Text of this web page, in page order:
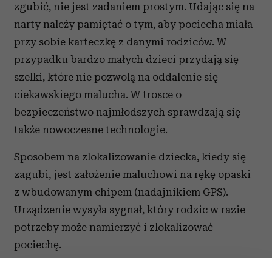
zgubić, nie jest zadaniem prostym. Udając się na
narty należy pamiętać o tym, aby pociecha miała
przy sobie karteczkę z danymi rodziców. W
przypadku bardzo małych dzieci przydają się
szelki, które nie pozwolą na oddalenie się
ciekawskiego malucha. W trosce o
bezpieczeństwo najmłodszych sprawdzają się
także nowoczesne technologie.
Sposobem na zlokalizowanie dziecka, kiedy się
zagubi, jest założenie maluchowi na rękę opaski
z wbudowanym chipem (nadajnikiem GPS).
Urządzenie wysyła sygnał, który rodzic w razie
potrzeby może namierzyć i zlokalizować
pociechę.